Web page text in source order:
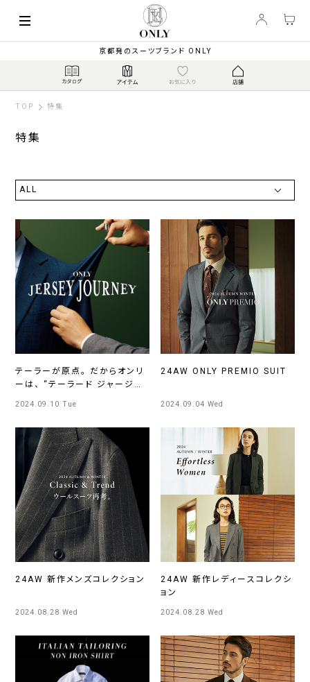
京都発のスーツブランド ONLY
TOP 特集
特集
ALL
テーラーが原点。 だからオンリ
ーは、 “テーラード ジャージ
2024.09.10 Tue
24AW ONLY PREMIO SUIT
2024.09.04 Wed
24AW 新作メンズコレクション
2024.08.28 Wed
24AW 新作レディースコレクシ
ョン
2024.08.28 Wed